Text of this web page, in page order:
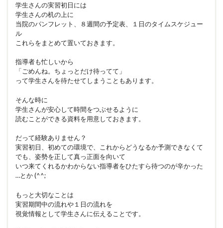
学生さんの実習初日には
学生さんの机の上に
当院のパンフレット、８週間の予定表、１日のタイムスケジュー
ル
これらをまとめて置いておきます。
指導者も忙しいから
「ごめんね。ちょっとだけ待ってて」
って学生さんを待たせてしまうこともあります。
そんな時に
学生さんが安心して時間をつぶせるように
読むことができる資料を用意しておきます。
だって経験ありません？
実習初日、初めての環境で、これからどうなるか予測できなくて
でも、姿勢を正して真っ正面を向いて
いつ来てくれるかわからない指導者をひたすら待つのが辛かった
…とか (^^;
もっと大切なことは
実習期間中の流れや１日の流れを
視覚情報として学生さんに伝えることです。